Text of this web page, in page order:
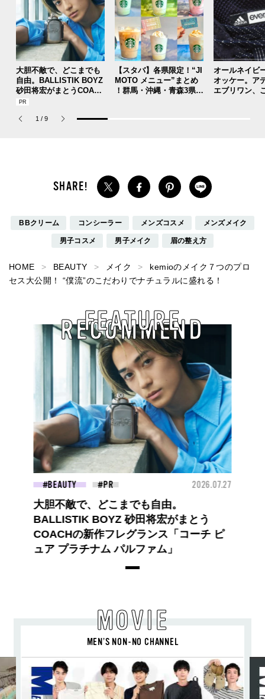
大胆不敵で、どこまでも
自由。BALLISTIK BOYZ
砂田将宏がまとうCOACH
の新作フレグランス「コ
パルファム」
【スタバ】各県限定！“JI
MOTO メニュー”まとめ
！群馬・沖縄・青森3県分
オールネイビ
オッケー。ア
エブリワン、
1 / 9
BBクリーム コンシーラー メンズコスメ メンズメイク
男子コスメ 男子メイク 眉の整え方
HOME BEAUTY メイク
kemioのメイク７つのプロ
セス大公開！ “僕流”のこだわりでナチュラルに盛れる！
RECOMMEND
FEATURE
BEAUTY 2026.07.27
大胆不敵で、どこまでも自由。
BALLISTIK BOYZ 砂田将宏がまとう
COACHの新作フレグランス「コーチ ピ
ュア プラチナム パルファム」
MOVIE
MEN’S NON-NO CHANNEL